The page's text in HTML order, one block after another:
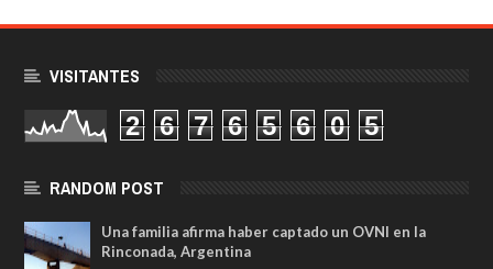
VISITANTES
2 6 7 6 5 6 0 5
RANDOM POST
Una familia afirma haber captado un OVNI en la
Rinconada, Argentina